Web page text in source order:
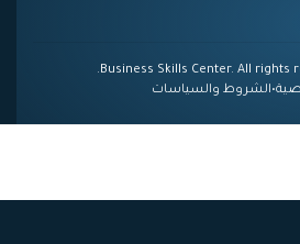
•الشروط والسياسات